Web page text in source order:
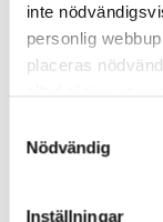
inte
personlig
placeras
dess funktioner.
marknadsföring
Nödvändig
Inställningar